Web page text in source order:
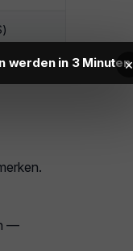
—
werden in 3 Minuten
×